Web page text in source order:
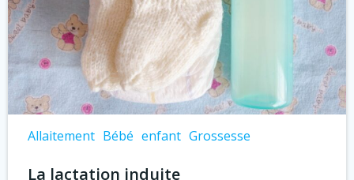
Allaitement Bébé enfant Grossesse
La lactation induite